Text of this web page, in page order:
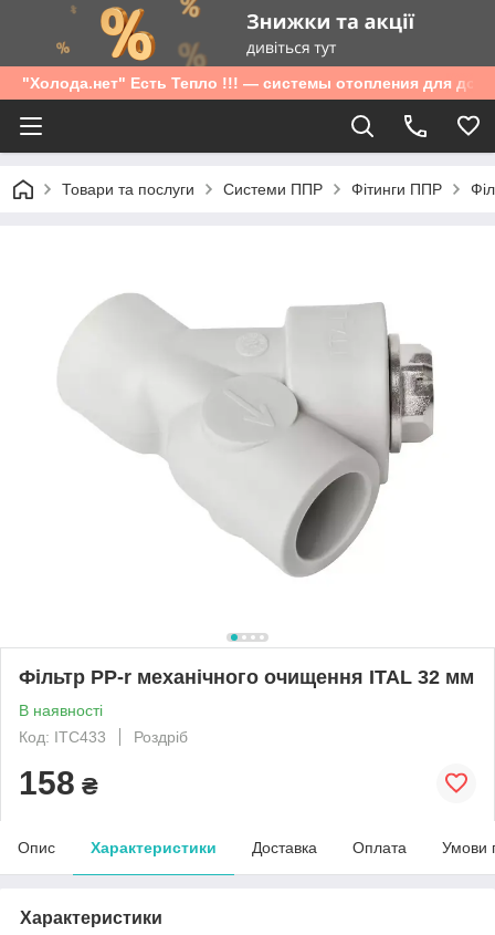
"Холода.нет" Есть Тепло !!! — системы отопления для дома
Товари та послуги Системи ППР Фітинги ППР
Фільтр PP-r механічного очищення ITAL 32 мм
В наявності
Код: ITC433
Роздріб
158 ₴
Опис Характеристики Доставка Оплата Умови
Характеристики